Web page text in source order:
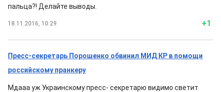
пальца?! Делайте выводы.
18.11.2016, 10:29 +1
Пресс-секретарь Порошенко обвинил МИД КР в помощи
российскому пранкеру
Мдааа уж Украинскому пресс- секретарю видимо светит